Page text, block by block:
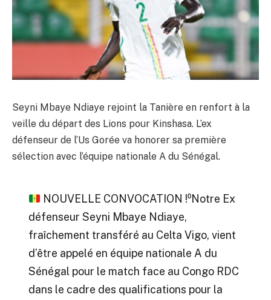
Seyni Mbaye Ndiaye rejoint la Tanière en renfort à la
veille du départ des Lions pour Kinshasa. L’ex
défenseur de l’Us Gorée va honorer sa première
sélection avec l’équipe nationale A du Sénégal.
NOUVELLE CONVOCATION !⁰Notre Ex
défenseur Seyni Mbaye Ndiaye,
fraîchement transféré au Celta Vigo, vient
d’être appelé en équipe nationale A du
Sénégal pour le match face au Congo RDC
dans le cadre des qualifications pour la